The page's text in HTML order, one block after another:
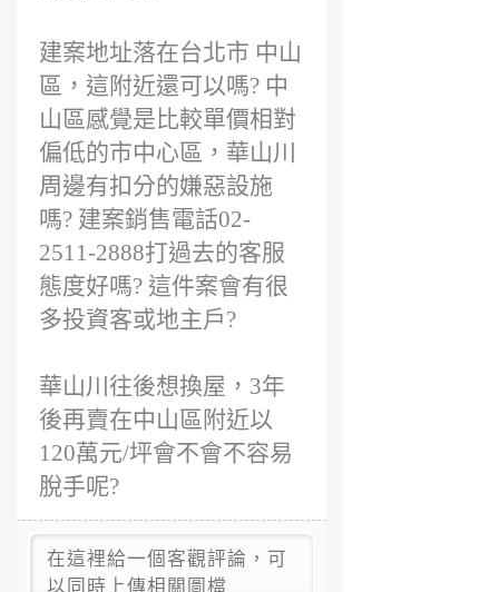
建案地址落在台北市 中山
區，這附近還可以嗎? 中
山區感覺是比較單價相對
偏低的市中心區，華山川
周邊有扣分的嫌惡設施
嗎? 建案銷售電話02-
2511-2888打過去的客服
態度好嗎? 這件案會有很
多投資客或地主戶?
華山川往後想換屋，3年
後再賣在中山區附近以
120萬元/坪會不會不容易
脫手呢?